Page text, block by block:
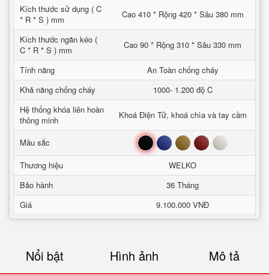
Kích thước sử dụng ( C
* R * S ) mm
Cao 410 * Rộng 420 * Sâu 380 mm
Kích thước ngăn kéo (
C * R * S ) mm
Cao 90 * Rộng 310 * Sâu 330 mm
Tính năng
An Toàn chống cháy
Khả năng chống cháy
1000- 1.200 độ C
Hệ thống khóa liên hoàn
thông minh
Khoá Điện Tử, khoá chìa và tay cầm
Mầu sắc Đen Xanh Nâu Đỏ Trắng
Thương hiệu
WELKO
Bảo hành
36 Tháng
Giá
9.100.000 VNĐ
Nổi bật Hình ảnh Mô tả